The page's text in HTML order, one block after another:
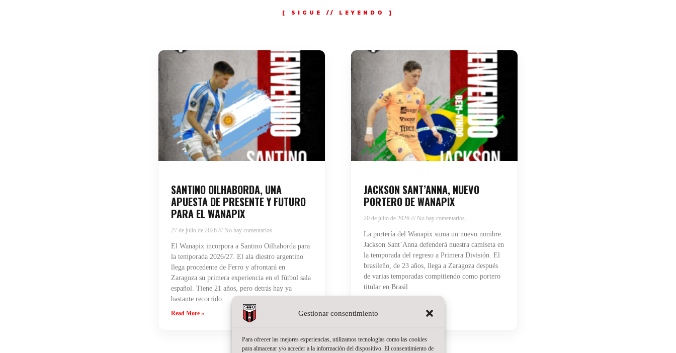
Gestionar consentimiento
Para ofrecer las mejores experiencias, utilizamos tecnologías como las cookies
para almacenar y/o acceder a la información del dispositivo. El consentimiento de
SANTINO OILHABORDA, UNA
APUESTA DE PRESENTE Y FUTURO
PARA EL WANAPIX
27 de julio de 2026 No hay comentarios
El Wanapix incorpora a Santino Oilhaborda para
la temporada 2026/27. El ala diestro argentino
llega procedente de Ferro y afrontará en
Zaragoza su primera experiencia en el fútbol sala
español. Tiene 21 años, pero detrás hay ya
bastante recorrido.
Read More »
JACKSON SANT’ANNA, NUEVO
PORTERO DE WANAPIX
20 de julio de 2026 No hay comentarios
La portería del Wanapix suma un nuevo nombre.
Jackson Sant’Anna defenderá nuestra camiseta en
la temporada del regreso a Primera División. El
brasileño, de 23 años, llega a Zaragoza después
de varias temporadas compitiendo como portero
titular en Brasil